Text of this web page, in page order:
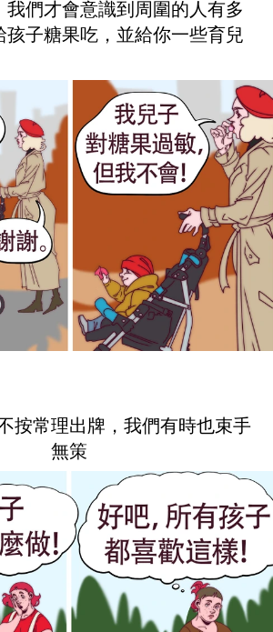
我們才會意識到周圍的人有多
孩子糖果吃，並給你一些育兒
按常理出牌，我們有時也束手
無策